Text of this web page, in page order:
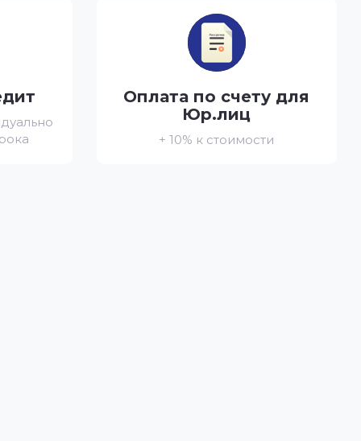
Оплата по счету для
Юр.лиц
+ 10% к стоимости